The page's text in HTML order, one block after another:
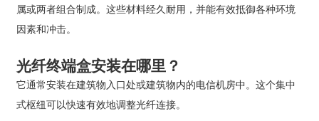
属或两者组合制成。这些材料经久耐用，并能有效抵御各种环境
因素和冲击。
光纤终端盒安装在哪里？
它通常安装在建筑物入口处或建筑物内的电信机房中。这个集中
式枢纽可以快速有效地调整光纤连接。